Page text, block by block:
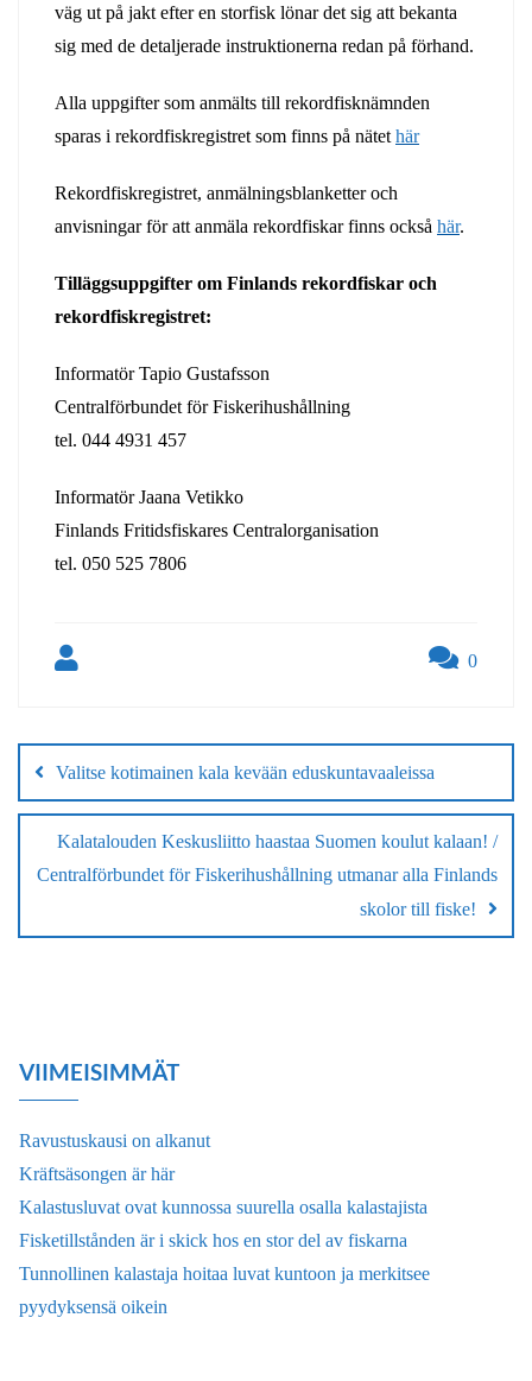
väg ut på jakt efter en storfisk lönar det sig att bekanta
sig med de detaljerade instruktionerna redan på förhand.
Alla uppgifter som anmälts till rekordfisknämnden
sparas i rekordfiskregistret som finns på nätet här
Rekordfiskregistret, anmälningsblanketter och
anvisningar för att anmäla rekordfiskar finns också här.
Tilläggsuppgifter om Finlands rekordfiskar och
rekordfiskregistret:
Informatör Tapio Gustafsson
Centralförbundet för Fiskerihushållning
tel. 044 4931 457
Informatör Jaana Vetikko
Finlands Fritidsfiskares Centralorganisation
tel. 050 525 7806
0
selaus
Valitse kotimainen kala kevään eduskuntavaaleissa
Kalatalouden Keskusliitto haastaa Suomen koulut kalaan! /
Centralförbundet för Fiskerihushållning utmanar alla Finlands
skolor till fiske!
VIIMEISIMMÄT
Ravustuskausi on alkanut
Kräftsäsongen är här
Kalastusluvat ovat kunnossa suurella osalla kalastajista
Fisketillstånden är i skick hos en stor del av fiskarna
Tunnollinen kalastaja hoitaa luvat kuntoon ja merkitsee
pyydyksensä oikein